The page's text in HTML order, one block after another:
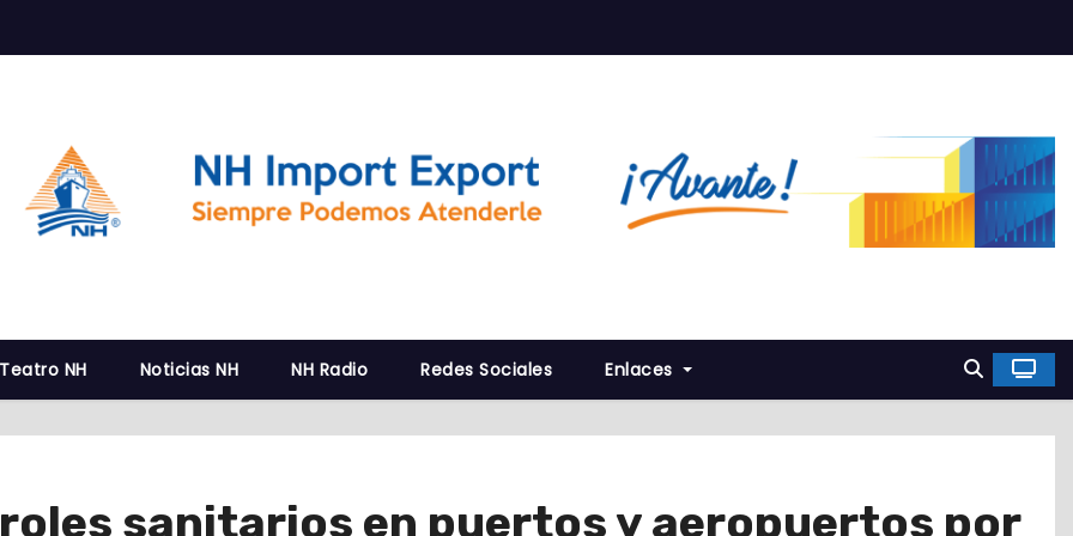
NH Noticias NH NH Radio Redes Sociales Enlaces
sanitarios en puertos y aeropuertos por